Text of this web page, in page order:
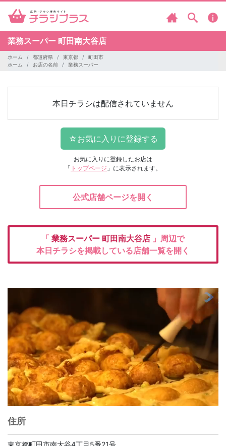
業務スーパー 町田南大谷店
ホーム 都道府県 東京都
町田市
ホーム
お店の名前 業務スーパー
本日チラシは配信されていません
お気に入りに登録したお店は
「 トップページ 」に表示されます。
公式店舗ページを開く
「 業務スーパー 町田南大谷店 」周辺で
本日チラシを掲載している店舗一覧を開く
住所
東京都町田市南大谷4丁目5番21号